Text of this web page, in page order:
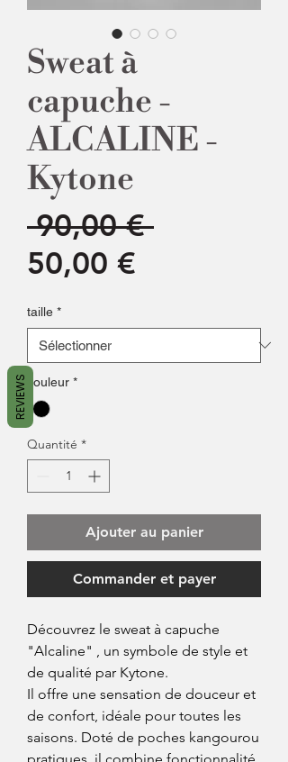
Sweat à
capuche -
ALCALINE -
Kytone
90,00 € Prix
50,00 €
taille *
couleur *
Quantité *
Ajouter au panier
Commander et payer
Découvrez le sweat à capuche
"Alcaline" , un symbole de style et
de qualité par Kytone.
Il offre une sensation de douceur et
de confort, idéale pour toutes les
saisons. Doté de poches kangourou
REVIEWS